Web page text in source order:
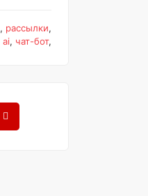
, рассылки,
ai, чат-бот,